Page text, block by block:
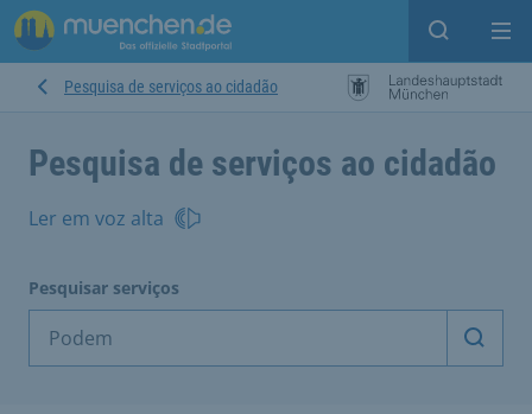
Open
Pesquisa de serviços ao cidadão
Pesquisa de serviços ao cidadão
Ler em voz alta
Pesquisar serviços